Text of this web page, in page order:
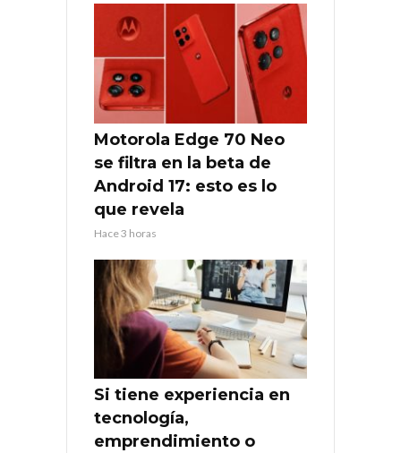
Motorola Edge 70 Neo
se filtra en la beta de
Android 17: esto es lo
que revela
Hace 3 horas
Si tiene experiencia en
tecnología,
emprendimiento o